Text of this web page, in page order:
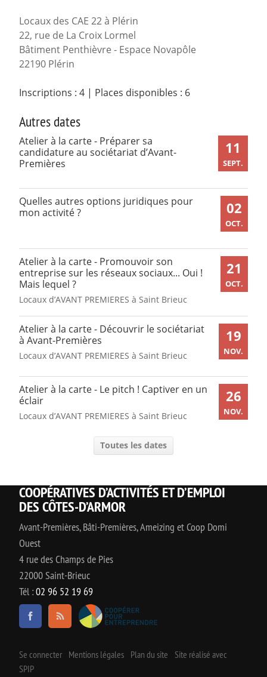
Locaux des CAE 22 à Plérin
22, rue de La Croix Lormel
Bâtiment Penthièvre - Espace Novapôle
22190 Plérin
Inscriptions : 4 | Places disponibles : 6
Autres dates
11
SEPT.
Atelier à la carte - Préparer sa
candidature au sociétariat d’Avant-
Premières
02
OCT.
Quelles autres options juridiques pour
mon activité ?
21
OCT.
Atelier à la carte - Promouvoir son
entreprise sur les réseaux sociaux... Oui !
Mais lequel ?
Locaux d’AVANT PREMIERES à Saint Brieuc
19
NOV.
Atelier à la carte - Découvrir le sociétariat
à Avant-Premières
Locaux d’AVANT PREMIERES à Saint Brieuc
26
NOV.
Atelier à la carte - Le pitch ! Captiver en un
éclair
Locaux d’AVANT PREMIERES à Saint Brieuc
Toutes les dates
COOPÉRATIVES D’ACTIVITÉS ET D’EMPLOI
DES CÔTES-D’ARMOR
Avant-Premières, Bâti-Premières, Ameizing et Coop Domi
Ouest
4 rue des Champs de Pies
22000 Saint-Brieuc
Tél :02 96 52 19 69
Se connecter Mentions légales Plan du site
Site réalisé avec
SPIP